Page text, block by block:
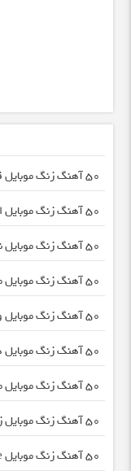
50 آهنگ زنگ موبایل قدیمی
50 آهنگ زنگ موبایل احساسی
50 آهنگ زنگ موبایل نوحه
50 آهنگ زنگ موبایل مداحی
50 آهنگ زنگ موبایل ویلون
50 آهنگ زنگ موبایل هشدار پیام
50 آهنگ زنگ موبایل محرم عربی
50 آهنگ زنگ موبایل زیبا
50 آهنگ زنگ موبایل iPhone